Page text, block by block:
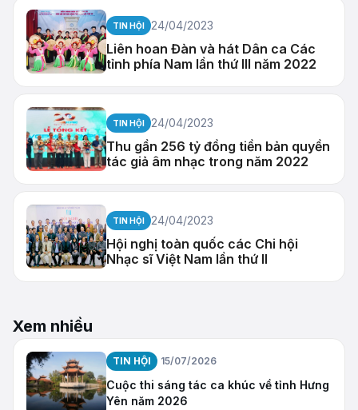
TIN HỘI 24/04/2023
Liên hoan Đàn và hát Dân ca Các
tỉnh phía Nam lần thứ III năm 2022
TIN HỘI 24/04/2023
Thu gần 256 tỷ đồng tiền bản quyền
tác giả âm nhạc trong năm 2022
TIN HỘI 24/04/2023
Hội nghị toàn quốc các Chi hội
Nhạc sĩ Việt Nam lần thứ II
Xem nhiều
TIN HỘI 15/07/2026
Cuộc thi sáng tác ca khúc về tỉnh Hưng
Yên năm 2026